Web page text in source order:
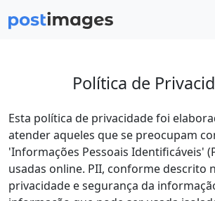
Política de
Esta política de privacidade foi
atender aqueles que se preocupam
'Informações Pessoais Identificáveis'
usadas online. PII, conforme descrito
privacidade e segurança da